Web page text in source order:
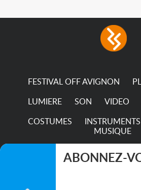
consumption The
permanence of a
FESTIVAL OFF AVIGNON
LUMIERE SON VIDEO
COSTUMES
INSTRUMENTS
MUSIQUE
TRANSPORTS
ABONNEZ-